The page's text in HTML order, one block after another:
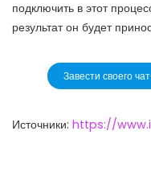
подключить в этот
результат он будет
Завести своего
Источники: https://